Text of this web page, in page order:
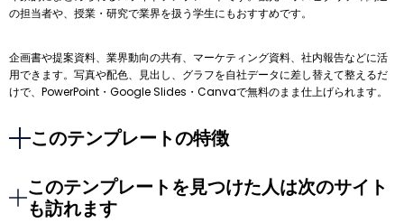
の担当者や、授業・研究で業界を扱う学生にもおすすめです。
企画書や提案資料、業界動向の共有、マーケティング資料、社内報告などに活
用できます。写真や配色、見出し、グラフを自社データに差し替えて整えるだ
けで、PowerPoint・Google Slides・Canvaで無料のまま仕上げられます。
このテンプレートの特徴
このテンプレートを見つけた人は次のサイト
も訪れます